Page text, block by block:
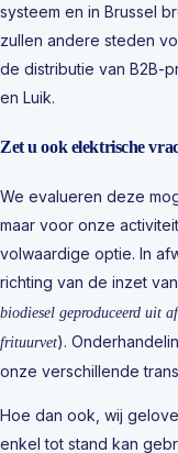
systeem en in Brussel
zullen andere steden
de distributie van B2B-
en Luik.
Zet u ook elektrische
We evalueren deze
maar voor onze
volwaardige optie. In
richting van de inzet
biodiesel geproduceerd uit
frituurvet).
onze verschillende
Hoe dan ook, wij
enkel tot stand kan